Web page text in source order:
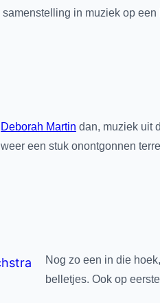
samenstelling in muziek op
Deborah Martin dan, muziek uit
weer een stuk onontgonnen
Nog zo een in die
belletjes. Ook op